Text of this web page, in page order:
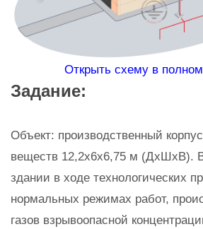
Открыть схему в
Задание:
Объект: производственный
веществ 12,2х6х6,75 м (ДхШхВ).
здании в ходе технологических
нормальных режимах работ,
газов взрывоопасной